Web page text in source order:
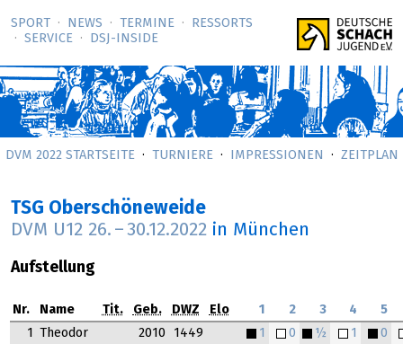
SPORT NEWS TERMINE
RESSORTS
SERVICE
DSJ-­INSIDE
DVM 2022 STARTSEITE TURNIERE IMPRESSIONEN ZEITPLAN
TSG Oberschöneweide
DVM U12 26. – 30.12.2022 in München
Aufstellung
Nr. Name Tit. Geb. DWZ Elo 1 2 3 4 5
1
Theodor
2010 1449 1 0 ½ 1 0